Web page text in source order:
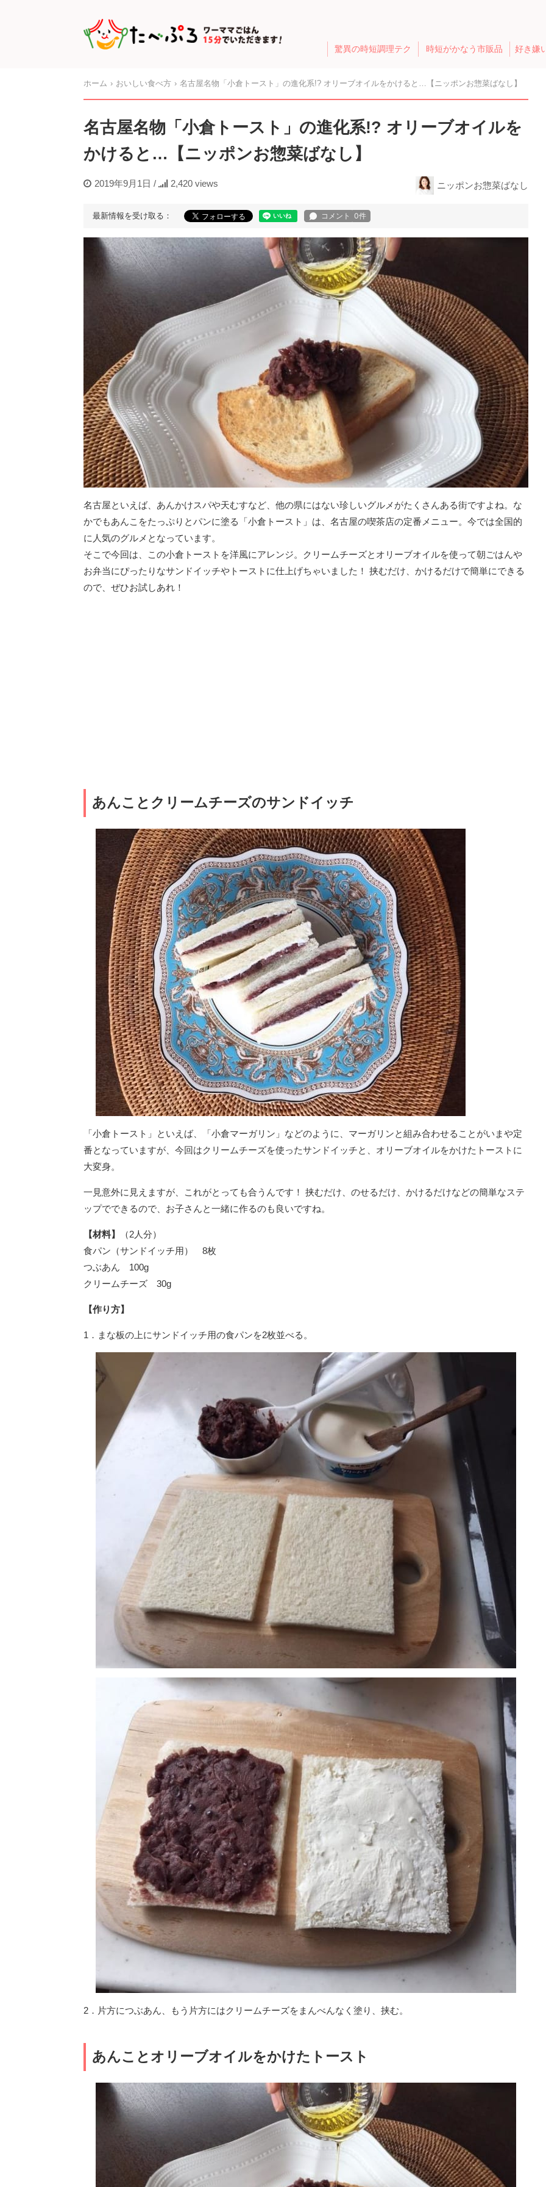
驚異の時短調理テク 時短がかなう市販品 好き嫌
ホーム おいしい食べ方 名古屋名物「小倉トースト」の進化系!? オリーブオイルをかけると…【ニッポンお惣菜ばなし】
名古屋名物「小倉トースト」の進化系!? オリーブオイルを
かけると…【ニッポンお惣菜ばなし】
2019年9月1日 / 2,420 views ニッポンお惣菜ばなし
最新情報を受け取る：
名古屋といえば、あんかけスパや天むすなど、他の県にはない珍しいグルメがたくさんある街ですよね。な
かでもあんこをたっぷりとパンに塗る「小倉トースト」は、名古屋の喫茶店の定番メニュー。今では全国的
に人気のグルメとなっています。
そこで今回は、この小倉トーストを洋風にアレンジ。クリームチーズとオリーブオイルを使って朝ごはんや
お弁当にぴったりなサンドイッチやトーストに仕上げちゃいました！ 挟むだけ、かけるだけで簡単にできる
ので、ぜひお試しあれ！
あんことクリームチーズのサンドイッチ
「小倉トースト」といえば、「小倉マーガリン」などのように、マーガリンと組み合わせることがいまや定
番となっていますが、今回はクリームチーズを使ったサンドイッチと、オリーブオイルをかけたトーストに
大変身。
一見意外に見えますが、これがとっても合うんです！ 挟むだけ、のせるだけ、かけるだけなどの簡単なステ
ップでできるので、お子さんと一緒に作るのも良いですね。
【材料】
（2人分）
食パン（サンドイッチ用） 8枚
つぶあん 100g
クリームチーズ 30g
【作り方】
1．まな板の上にサンドイッチ用の食パンを2枚並べる。
2．片方につぶあん、もう片方にはクリームチーズをまんべんなく塗り、挟む。
あんことオリーブオイルをかけたトースト